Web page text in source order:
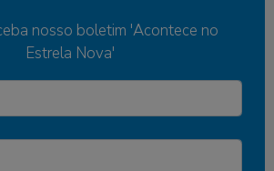
nosso boletim 'Acontece no
Estrela Nova'